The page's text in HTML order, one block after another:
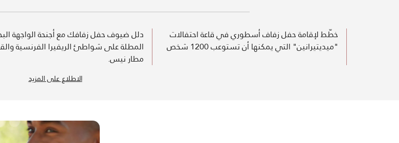
خطّط لإقامة حفل زفاف أسطوري في قاعة احتفالات
"ميديتيرانين" التي يمكنها أن تستوعب 1200 شخص
دلل ضيوف حفل زفافك مع أجنحة الواجهة
المطلة على شواطئ الريفيرا الفرنسية
مطار نيس.
الاطلاع على المزيد